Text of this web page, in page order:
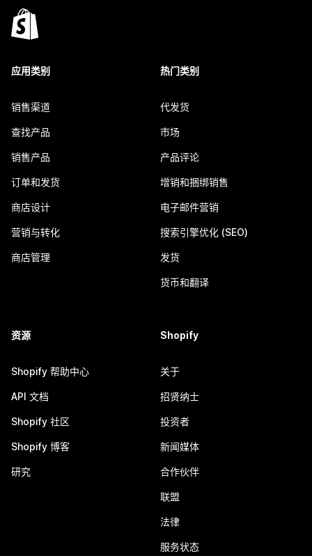
应用类别
销售渠道
查找产品
销售产品
订单和发货
商店设计
营销与转化
商店管理
热门类别
代发货
市场
产品评论
增销和捆绑销售
电子邮件营销
搜索引擎优化 (SEO)
发货
货币和翻译
资源
Shopify 帮助中心
API 文档
Shopify 社区
Shopify 博客
研究
Shopify
关于
招贤纳士
投资者
新闻媒体
合作伙伴
联盟
法律
服务状态